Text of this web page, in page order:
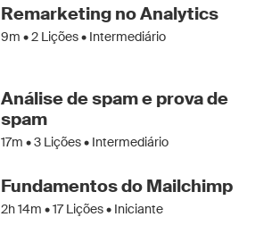
Remarketing no Analytics
9m •2 Lições • Intermediário
Análise de spam e prova de
spam
17m •3 Lições • Intermediário
Fundamentos do Mailchimp
2h 14m •17Lições • Iniciante